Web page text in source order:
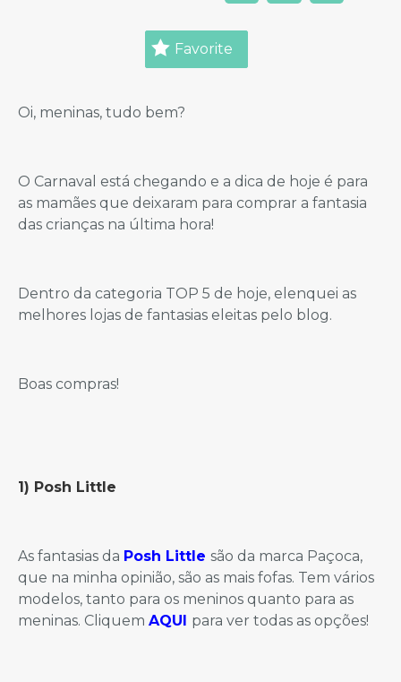
Favorite
Oi, meninas, tudo bem?
O Carnaval está chegando e a dica de hoje é para
as mamães que deixaram para comprar a fantasia
das crianças na última hora!
Dentro da categoria TOP 5 de hoje, elenquei as
melhores lojas de fantasias eleitas pelo blog.
Boas compras!
1) Posh Little
As fantasias da Posh Little são da marca Paçoca,
que na minha opinião, são as mais fofas. Tem vários
modelos, tanto para os meninos quanto para as
meninas. Cliquem AQUI para ver todas as opções!